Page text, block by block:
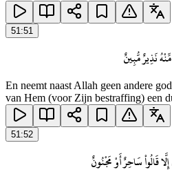
51:51
نَذِيرٌ مُّبِينٌ
En neemt naast Allah geen andere
van Hem (voor Zijn bestraffing) een
51:52
قَالُوا۟ سَاحِرٌ أَوْ مَجْنُونٌ